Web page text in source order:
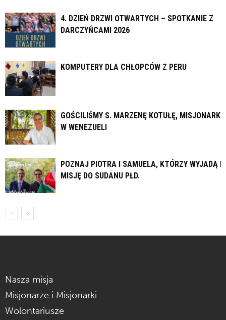
4. DZIEŃ DRZWI OTWARTYCH – SPOTKANIE Z
DARCZYŃCAMI 2026
KOMPUTERY DLA CHŁOPCÓW Z PERU
GOŚCILIŚMY S. MARZENĘ KOTUŁĘ, MISJONARKĘ
W WENEZUELI
POZNAJ PIOTRA I SAMUELA, KTÓRZY WYJADĄ
MISJĘ DO SUDANU PŁD.
Nasza misja
Misjonarze i Misjonarki
Wolontariusze